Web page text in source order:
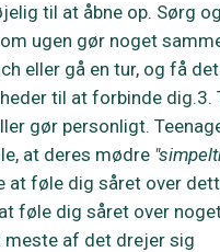
til at åbne op. Sørg
ugen gør noget
eller gå en tur, og få
til at forbinde dig.3.
gør personligt.
at deres mødre
at føle dig såret over
føle dig såret over
meste af det drejer sig